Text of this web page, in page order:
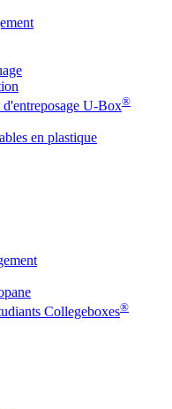
U-Box®
en plastique
Collegeboxes®